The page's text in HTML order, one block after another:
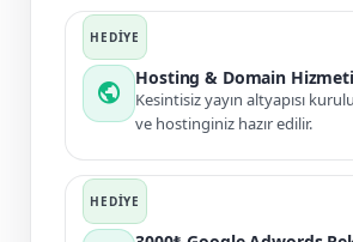
public
Hosting & Domain Hizmeti
Kesintisiz yayın altyapısı
ve hostinginiz hazır edilir.